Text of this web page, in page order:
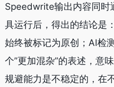
Speedwrite输出内容同时
具运行后，得出的结论是
始终被标记为原创；AI
个”更加混杂”的表述，意
规避能力是不稳定的，在